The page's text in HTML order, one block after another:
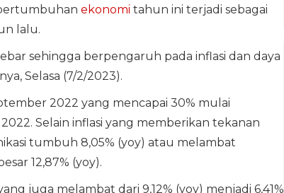
ekonomi tahun ini terjadi sebagai
lalu.
sehingga berpengaruh pada inflasi dan daya
Selasa (7/2/2023).
2022 yang mencapai 30% mulai
Selain inflasi yang memberikan tekanan
tumbuh 8,05% (yoy) atau melambat
12,87% (yoy).
juga melambat dari 9,12% (yoy) menjadi 6,41%